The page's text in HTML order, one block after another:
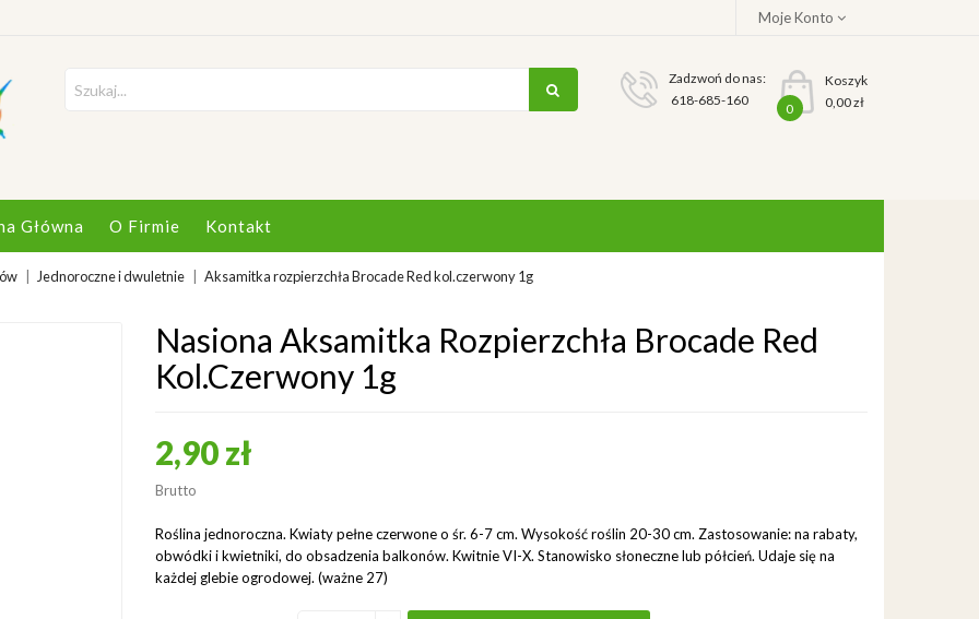
Moje Konto
Zadzwoń do nas:
618-685-160
Koszyk
0
0,00 zł
Główna O Firmie Kontakt
Jednoroczne i dwuletnie Aksamitka rozpierzchła Brocade Red kol.czerwony 1g
Nasiona Aksamitka Rozpierzchła Brocade Red
Kol.czerwony 1g
2,90 zł
Brutto
Roślina jednoroczna. Kwiaty pełne czerwone o śr. 6-7 cm. Wysokość roślin 20-30 cm. Zastosowanie: na rabaty,
obwódki i kwietniki, do obsadzenia balkonów. Kwitnie VI-X. Stanowisko słoneczne lub półcień. Udaje się na
każdej glebie ogrodowej. (ważne 27)